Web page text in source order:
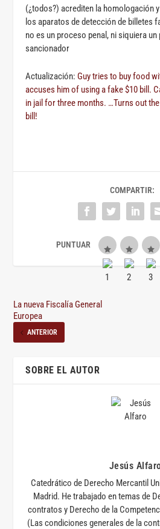
(¿todos?) acrediten la homologación
los aparatos de detección de billetes
no es un proceso penal, ni siquiera
sancionador
Actualización: Guy tries to buy food
accuses him of using a fake $10 bill.
in jail for three months. …Turns out
bill!
COMPARTIR:
La nueva Fiscalía General
Europea
ANTERIOR
SOBRE EL AUTOR
Jesús
Catedrático de Derecho Mercantil
Madrid. He trabajado en temas de
contratos y Derecho de la
(Las condiciones generales de la